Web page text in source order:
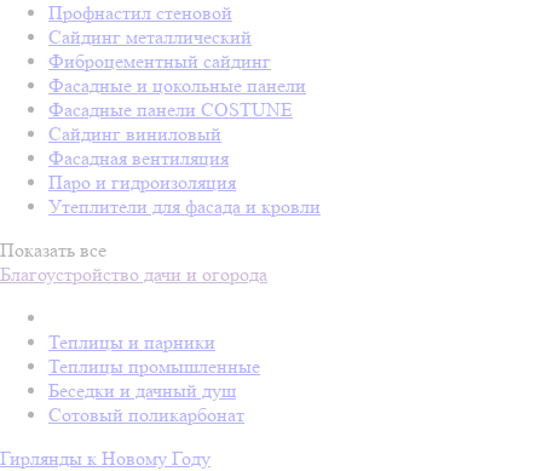
Профнастил стеновой
Сайдинг металлический
Фиброцементный сайдинг
Фасадные и цокольные панели
Фасадные панели COSTUNE
Сайдинг виниловый
Фасадная вентиляция
Паро и гидроизоляция
Утеплители для фасада и кровли
Показать все
Благоустройство дачи и огорода
Теплицы и парники
Теплицы промышленные
Беседки и дачный душ
Сотовый поликарбонат
Гирлянды к Новому Году